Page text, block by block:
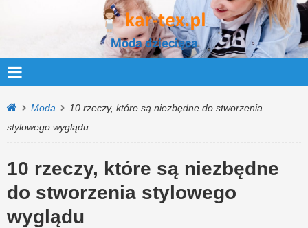
Moda dziecięca
Moda
10 rzeczy, które są niezbędne do stworzenia
stylowego wyglądu
10 rzeczy, które są niezbędne
do stworzenia stylowego
wyglądu